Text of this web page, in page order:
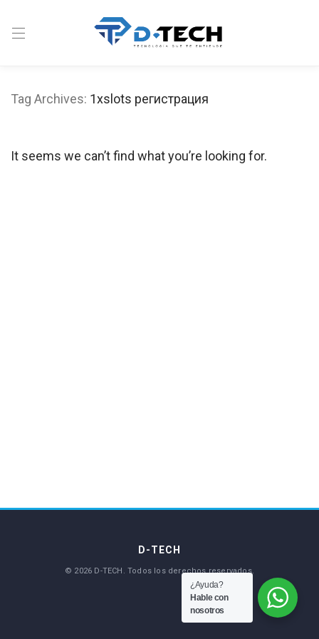
Tag Archives: 1xslots регистрация
It seems we can’t find what you’re looking for.
¿Ayuda?
Hable con
nosotros